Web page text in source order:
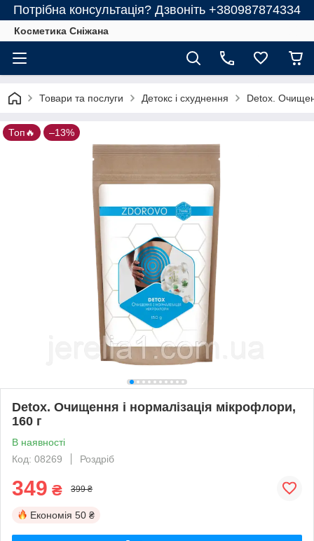
Потрібна консультація? Дзвоніть +380987874334
Косметика Сніжана
Товари та послуги Детокс і схуднення Detox.
Топ🔥 –13%
Detox. Очищення і нормалізація мікрофлори,
160 г
В наявності
Код: 08269
Роздріб
349 ₴ 399 ₴
Економія 50 ₴